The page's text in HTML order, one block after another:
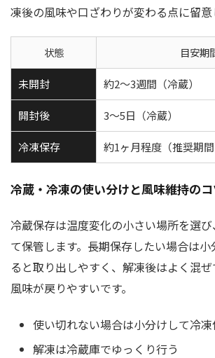
凍後の風味や口ざわりが変わる点に留意
状態 目安期
未開封 約2〜3週間（冷蔵）
開封後 3〜5日（冷蔵）
冷凍保存 約1ヶ月程度（推奨期間
冷蔵・冷凍の使い分けと風味維持の
冷蔵保存は温度変化の小さい場所を選
て保管します。長期保存したい場合は
ると取り出しやすく、解凍後はよく混
風味が戻りやすいです。
使い切れない場合は小分けして冷
解凍は冷蔵庫でゆっくり行う